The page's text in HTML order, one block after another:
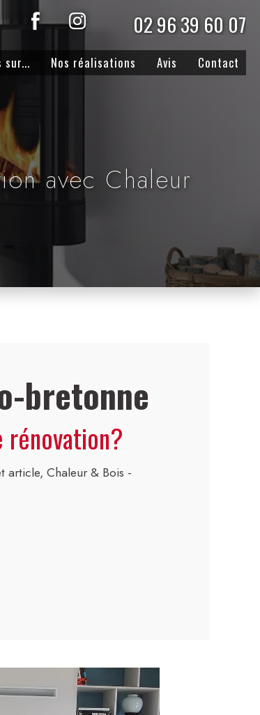
02 96 39 60 07
sur... Nos réalisations Avis Contact
avec Chaleur
bretonne
article, Chaleur & Bois -